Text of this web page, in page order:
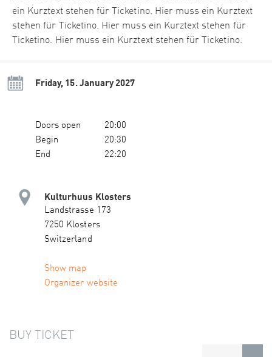
ein Kurztext stehen für Ticketino. Hier muss ein Kurztext
stehen für Ticketino. Hier muss ein Kurztext stehen für
Ticketino. Hier muss ein Kurztext stehen für Ticketino.
Friday, 15. January 2027
Doors open
20:00
Begin
20:30
End
22:20
Kulturhuus Klosters
Landstrasse 173
7250 Klosters
Switzerland
Show map
Organizer website
BUY TICKET